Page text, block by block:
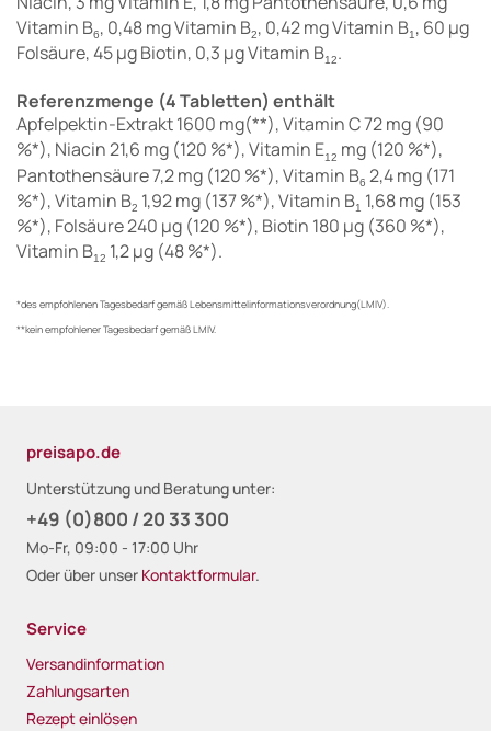
Vitamin B6, 0,48 mg Vitamin B2, 0,42 mg Vitamin B1 , 60 µg
Folsäure, 45 µg Biotin, 0,3 µg Vitamin B12.
Referenzmenge (4 Tabletten) enthält
Apfelpektin-Extrakt 1600 mg(**), Vitamin C 72 mg (90
%*), Niacin 21,6 mg (120 %*), Vitamin E12 mg (120 %*),
Pantothensäure 7,2 mg (120 %*), Vitamin B6 2,4 mg (171
%*), Vitamin B2 1,92 mg (137 %*), Vitamin B1 1,68 mg (153
%*), Folsäure 240 µg (120 %*), Biotin 180 µg (360 %*),
Vitamin B12 1,2 µg (48 %*).
*des empfohlenen Tagesbedarf gemäß Lebensmittelinformationsverordnung(LMIV).
**kein empfohlener Tagesbedarf gemäß LMIV.
preisapo.de
Unterstützung und Beratung unter:
+49 (0)800 / 20 33 300
Mo-Fr, 09:00 - 17:00 Uhr
Oder über unser Kontaktformular.
Service
Versandinformation
Zahlungsarten
Rezept einlösen